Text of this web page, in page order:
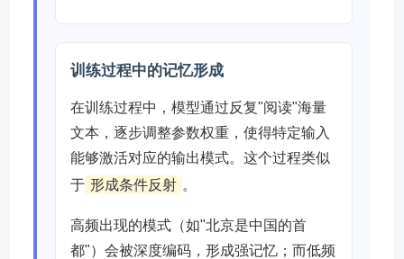
训练过程中的记忆形成
在训练过程中，模型通过反复"阅读"海量
文本，逐步调整参数权重，使得特定输入
能够激活对应的输出模式。这个过程类似
于 形成条件反射 。
高频出现的模式（如"北京是中国的首
都"）会被深度编码，形成强记忆；而低频